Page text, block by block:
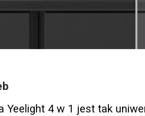
Yeelight 4 w 1 jest tak